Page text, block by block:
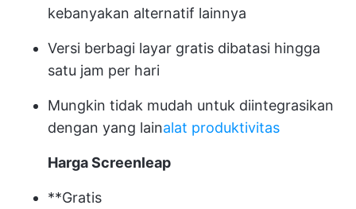
kebanyakan alternatif lainnya
Versi berbagi layar gratis dibatasi hingga
satu jam per hari
Mungkin tidak mudah untuk diintegrasikan
dengan yang lainalat produktivitas
Harga Screenleap
**Gratis